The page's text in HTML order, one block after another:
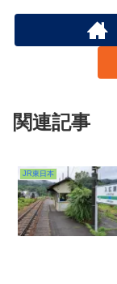
関連記事
JR東日本